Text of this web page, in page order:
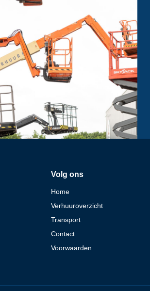
Volg ons
Home
Verhuuroverzicht
Transport
Contact
Voorwaarden